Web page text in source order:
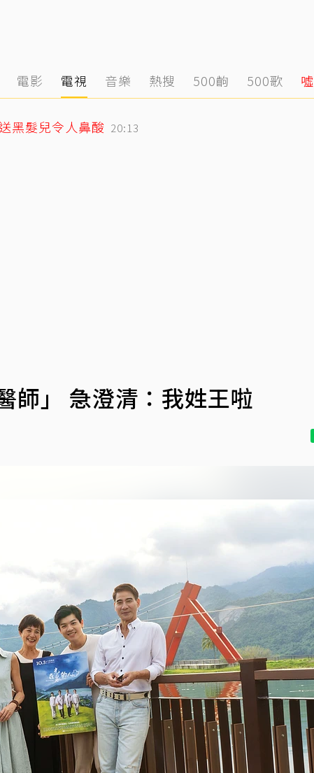
電影 電視 音樂 熱搜 500齣 500歌
黑髮兒令人鼻酸 20:13
師」 急澄清：我姓王啦